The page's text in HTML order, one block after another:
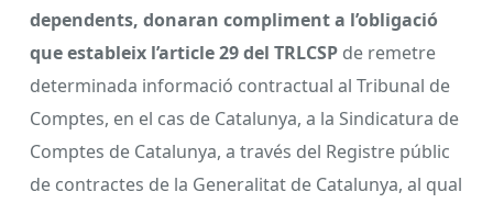
dependents, donaran compliment a l’obligació
que estableix l’article 29 del TRLCSP de remetre
determinada informació contractual al Tribunal de
Comptes, en el cas de Catalunya, a la Sindicatura de
Comptes de Catalunya, a través del Registre públic
de contractes de la Generalitat de Catalunya, al qual